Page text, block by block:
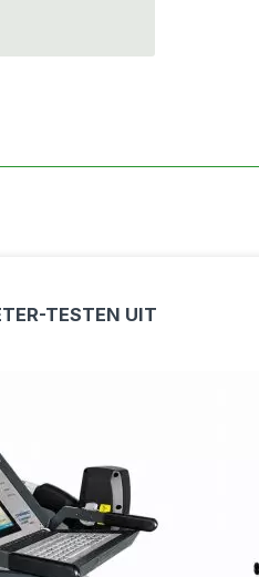
TESTEN UIT